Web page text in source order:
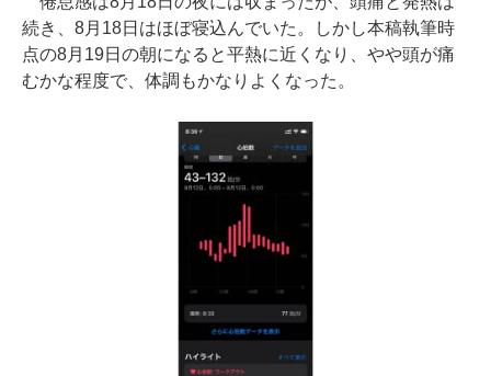
続き、8月18日はほぼ寝込んでいた。しかし本稿執筆時
点の8月19日の朝になると平熱に近くなり、やや頭が痛
むかな程度で、体調もかなりよくなった。